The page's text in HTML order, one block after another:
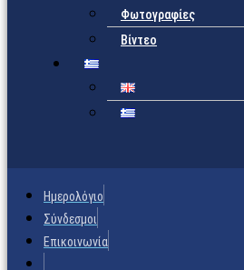
Φωτογραφίες
Βίντεο
Ημερολόγιο
Σύνδεσμοι
Επικοινωνία